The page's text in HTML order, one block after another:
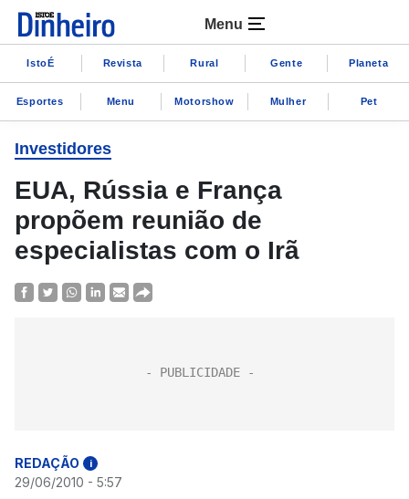
Menu
IstoÉ Revista Rural Gente Planeta
Esportes Menu Motorshow Mulher Pet
Investidores
EUA, Rússia e França
propõem reunião de
especialistas com o Irã
REDAÇÃO i
29/06/2010 - 5:57